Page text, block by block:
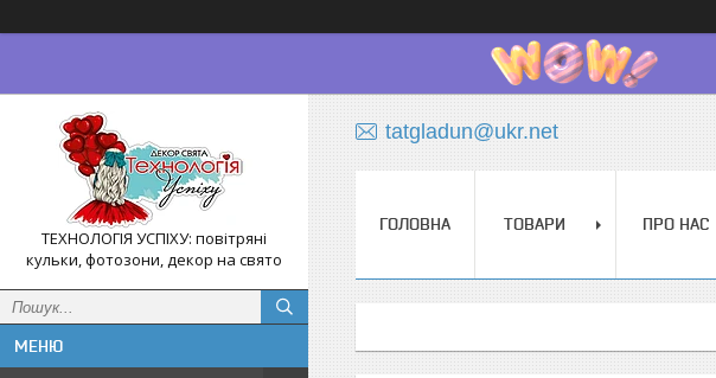
ТЕХНОЛОГІЯ УСПІХУ: повітряні
кульки, фотозони, декор на свято
tatgladun@ukr.net
ГОЛОВНА ТОВАРИ ПРО НАС